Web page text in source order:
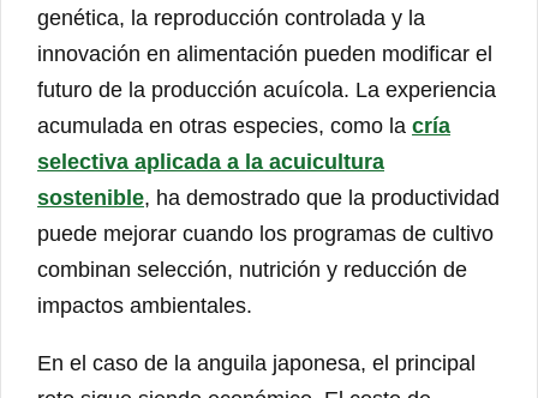
genética, la reproducción controlada y la
innovación en alimentación pueden modificar el
futuro de la producción acuícola. La experiencia
acumulada en otras especies, como la cría
selectiva aplicada a la acuicultura
sostenible, ha demostrado que la productividad
puede mejorar cuando los programas de cultivo
combinan selección, nutrición y reducción de
impactos ambientales.
En el caso de la anguila japonesa, el principal